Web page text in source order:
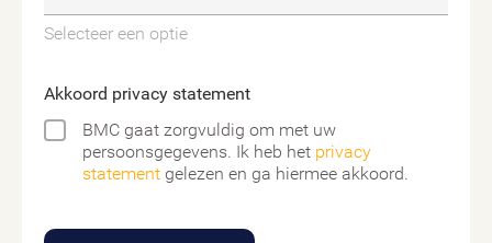
Selecteer een optie
Akkoord privacy statement
BMC gaat zorgvuldig om met uw
persoonsgegevens. Ik heb het privacy
statement gelezen en ga hiermee akkoord.